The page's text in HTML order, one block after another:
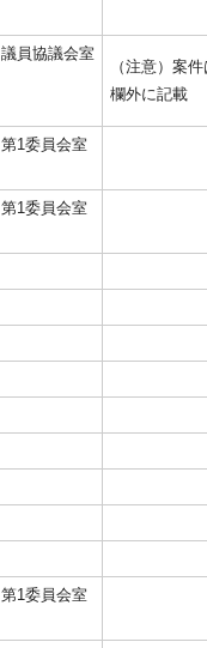
議員協議会室
（注意）案
欄外に記載
第1委員会室
第1委員会室
第1委員会室